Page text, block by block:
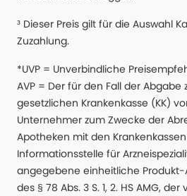
³ Dieser Preis gilt für die Auswahl
Zuzahlung.
*UVP = Unverbindliche
AVP = Der für den Fall der Abgabe
gesetzlichen Krankenkasse (KK)
Unternehmer zum Zwecke der
Apotheken mit den
Informationsstelle für
angegebene einheitliche Produkt-
des § 78 Abs. 3 S. 1, 2. HS AMG,